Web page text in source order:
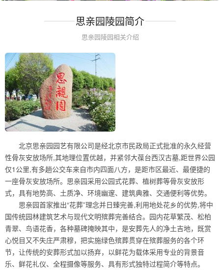
思亲园陵园简介
思亲园陵园相关介绍
北京思亲园园艺有限公司是经北京市民政局正式批准的永久经营
性骨灰安放场所,其地理位置优越，并紧邻大葆台西汉古墓,距世界公园
仅1公里,有多趟公交车来自市内四面八方，是距市区最近、最便捷的
一座骨灰安放场所。思亲园采用公园式花葬、植树葬等骨灰安放形
式，具有地势高、土质净、环境幽邃、建筑典雅、交通便利等优势。
思亲园首家推出“花葬”理念并日臻完善,利用地处花乡的优势,将中
国传统园林建筑艺术与现代文明殡葬完善结合。园内花草繁茂、松柏
青翠、鸟语花香，各种墓碑掩映其中，是安葬先人的净土吉地，既赏
心悦目又不失庄严肃穆，把实施绿色殡葬贯穿在殡葬服务的各个环
节，让传统的安葬形式加以扬弃，以鲜花为载体采用专业的背景音
乐、鲜花礼仪、全程摄像等服务、具有形式独特过程简介等特点。